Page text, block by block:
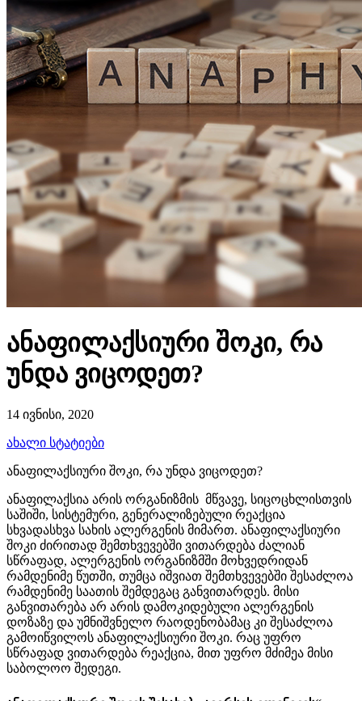
ანაფილაქსიური შოკი, რა
უნდა ვიცოდეთ?
14 ივნისი, 2020
ახალი სტატიები
ანაფილაქსიური შოკი, რა უნდა ვიცოდეთ?
ანაფილაქსია არის ორგანიზმის მწვავე, სიცოცხლისთვის
საშიში, სისტემური, გენერალიზებული რეაქცია
სხვადასხვა სახის ალერგენის მიმართ. ანაფილაქსიური
შოკი ძირითად შემთხვევებში ვითარდება ძალიან
სწრაფად, ალერგენის ორგანიზმში მოხვედრიდან
რამდენიმე წუთში, თუმცა იშვიათ შემთხვევებში შესაძლოა
რამდენიმე საათის შემდეგაც განვითარდეს. მისი
განვითარება არ არის დამოკიდებული ალერგენის
დოზაზე და უმნიშვნელო რაოდენობამაც კი შესაძლოა
გამოიწვილოს ანაფილაქსიური შოკი. რაც უფრო
სწრაფად ვითარდება რეაქცია, მით უფრო მძიმეა მისი
საბოლოო შედეგი.